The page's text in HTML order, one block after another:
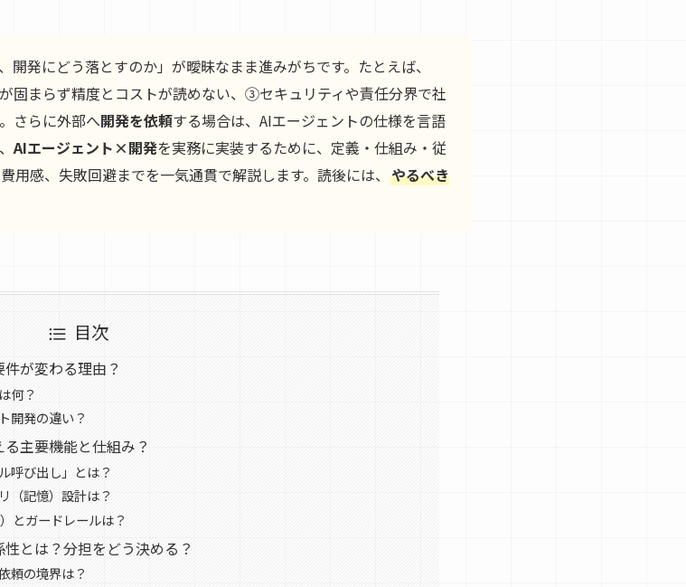
発にどう落とすのか」が曖昧なまま進みがちです。たとえば、
まらず精度とコストが読めない、③セキュリティや責任分界で社
さらに外部へ開発を依頼する場合は、AIエージェントの仕様を言語
AIエージェント×開発を実務に実装するために、定義・仕組み・従
感、失敗回避までを一気通貫で解説します。読後には、 やるべき
目次
が変わる理由？
何？
開発の違い？
主要機能と仕組み？
呼び出し」とは？
（記憶）設計は？
とガードレールは？
とは？分担をどう決める？
頼の境界は？